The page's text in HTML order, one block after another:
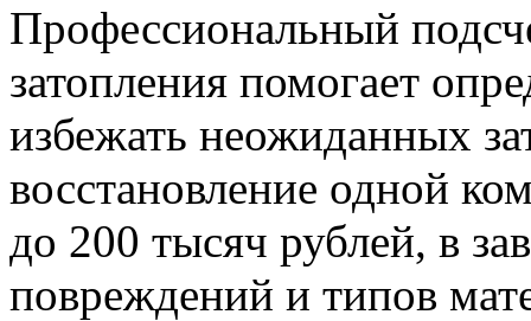
Профессиональный
затопления помогает
избежать неожиданных
восстановление одной
до 200 тысяч рублей, в
повреждений и типов